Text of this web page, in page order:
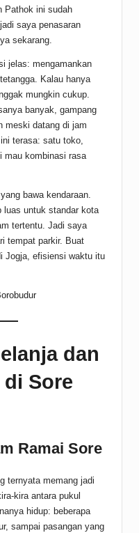
Pathok ini sudah
saya penasaran
sekarang.
jelas: mengamankan
Kalau hanya
mungkin cukup.
banyak, gampang
meski datang di jam
terasa: satu toko,
mau kombinasi rasa
bawa kendaraan.
luas untuk standar kota
tertentu. Jadi saya
tempat parkir. Buat
Jogja, efisiensi waktu itu
dan
Sore
Ramai Sore
ternyata memang jadi
kira antara pukul
hidup: beberapa
sampai pasangan yang